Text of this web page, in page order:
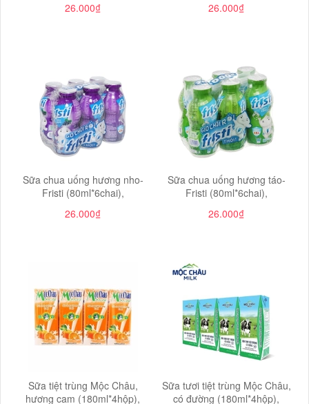
26.000₫
26.000₫
Sữa chua uống hương nho-
Fristi (80ml*6chai),
26.000₫
Sữa chua uống hương táo-
Fristi (80ml*6chai),
26.000₫
Sữa tiệt trùng Mộc Châu,
hương cam (180ml*4hộp),
Sữa tươi tiệt trùng Mộc Châu,
có đường (180ml*4hộp),